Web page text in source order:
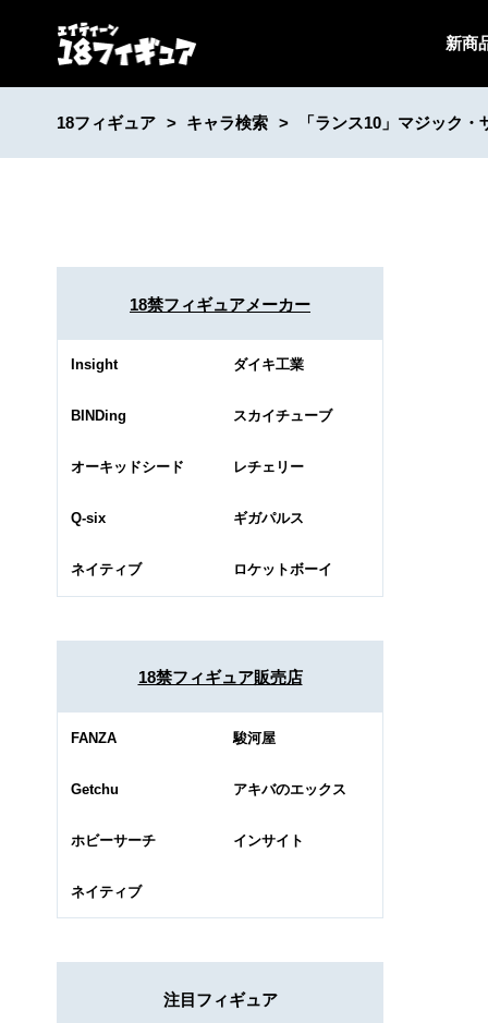
新商
18フィギュア キャラ検索 「ランス10」マジック
18禁フィギュアメーカー
Insight ダイキ工業
BINDing スカイチューブ
オーキッドシード レチェリー
Q-six ギガパルス
ネイティブ ロケットボーイ
18禁フィギュア販売店
FANZA 駿河屋
Getchu アキバのエックス
ホビーサーチ インサイト
ネイティブ
注目フィギュア